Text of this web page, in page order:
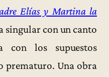
Elías y Martina la
singular con un canto
con los supuestos
prematuro. Una obra